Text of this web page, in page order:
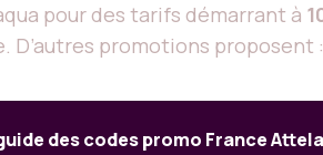
pour des tarifs démarrant à
promotions proposent :
des codes promo France